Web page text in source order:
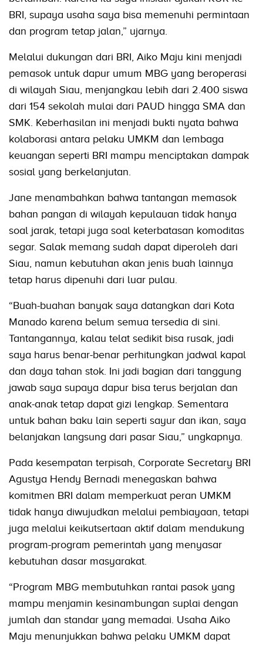
BRI, supaya usaha saya bisa memenuhi permintaan
dan program tetap jalan,” ujarnya.
Melalui dukungan dari BRI, Aiko Maju kini menjadi
pemasok untuk dapur umum MBG yang beroperasi
di wilayah Siau, menjangkau lebih dari 2.400 siswa
dari 154 sekolah mulai dari PAUD hingga SMA dan
SMK. Keberhasilan ini menjadi bukti nyata bahwa
kolaborasi antara pelaku UMKM dan lembaga
keuangan seperti BRI mampu menciptakan dampak
sosial yang berkelanjutan.
Jane menambahkan bahwa tantangan memasok
bahan pangan di wilayah kepulauan tidak hanya
soal jarak, tetapi juga soal keterbatasan komoditas
segar. Salak memang sudah dapat diperoleh dari
Siau, namun kebutuhan akan jenis buah lainnya
tetap harus dipenuhi dari luar pulau.
“Buah-buahan banyak saya datangkan dari Kota
Manado karena belum semua tersedia di sini.
Tantangannya, kalau telat sedikit bisa rusak, jadi
saya harus benar-benar perhitungkan jadwal kapal
dan daya tahan stok. Ini jadi bagian dari tanggung
jawab saya supaya dapur bisa terus berjalan dan
anak-anak tetap dapat gizi lengkap. Sementara
untuk bahan baku lain seperti sayur dan ikan, saya
belanjakan langsung dari pasar Siau,” ungkapnya.
Pada kesempatan terpisah, Corporate Secretary BRI
Agustya Hendy Bernadi menegaskan bahwa
komitmen BRI dalam memperkuat peran UMKM
tidak hanya diwujudkan melalui pembiayaan, tetapi
juga melalui keikutsertaan aktif dalam mendukung
program-program pemerintah yang menyasar
kebutuhan dasar masyarakat.
“Program MBG membutuhkan rantai pasok yang
mampu menjamin kesinambungan suplai dengan
jumlah dan standar yang memadai. Usaha Aiko
Maju menunjukkan bahwa pelaku UMKM dapat